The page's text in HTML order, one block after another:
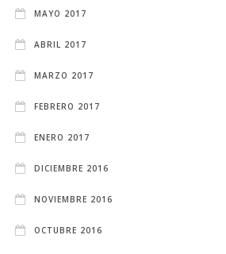
MAYO 2017
ABRIL 2017
MARZO 2017
FEBRERO 2017
ENERO 2017
DICIEMBRE 2016
NOVIEMBRE 2016
OCTUBRE 2016